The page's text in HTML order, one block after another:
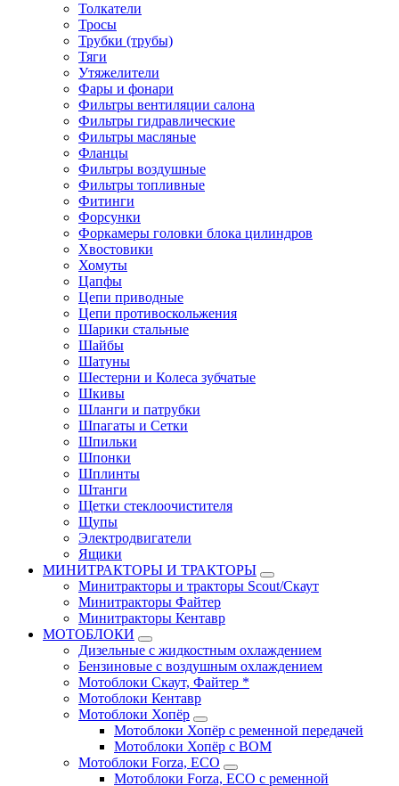
Толкатели
Тросы
Трубки (трубы)
Тяги
Утяжелители
Фары и фонари
Фильтры вентиляции салона
Фильтры гидравлические
Фильтры масляные
Фланцы
Фильтры воздушные
Фильтры топливные
Фитинги
Форсунки
Форкамеры головки блока цилиндров
Хвостовики
Хомуты
Цапфы
Цепи приводные
Цепи противоскольжения
Шарики стальные
Шайбы
Шатуны
Шестерни и Колеса зубчатые
Шкивы
Шланги и патрубки
Шпагаты и Сетки
Шпильки
Шпонки
Шплинты
Штанги
Щетки стеклоочистителя
Щупы
Электродвигатели
Ящики
МИНИТРАКТОРЫ И ТРАКТОРЫ
Минитракторы и тракторы Scout/Скаут
Минитракторы Файтер
Минитракторы Кентавр
МОТОБЛОКИ
Дизельные с жидкостным охлаждением
Бензиновые с воздушным охлаждением
Мотоблоки Скаут, Файтер *
Мотоблоки Кентавр
Мотоблоки Хопёр
Мотоблоки Хопёр с ременной передачей
Мотоблоки Хопёр с ВОМ
Мотоблоки Forza, ECO
Мотоблоки Forza, ЕСО с ременной